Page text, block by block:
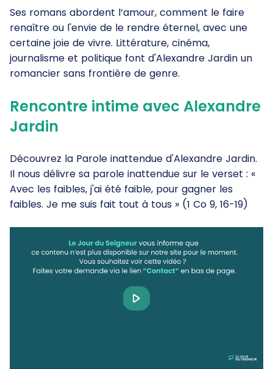
Ses romans abordent l’amour, comment le faire
renaître ou l'envie de le rendre éternel, avec une
certaine joie de vivre. Littérature, cinéma,
journalisme et politique font d'Alexandre Jardin un
romancier sans frontière de genre.
Rencontre intime avec Alexandre
Jardin
Découvrez la Parole inattendue d'Alexandre Jardin.
Il nous délivre sa parole inattendue sur le verset : «
Avec les faibles, j'ai été faible, pour gagner les
faibles. Je me suis fait tout à tous » (1 Co 9, 16-19)